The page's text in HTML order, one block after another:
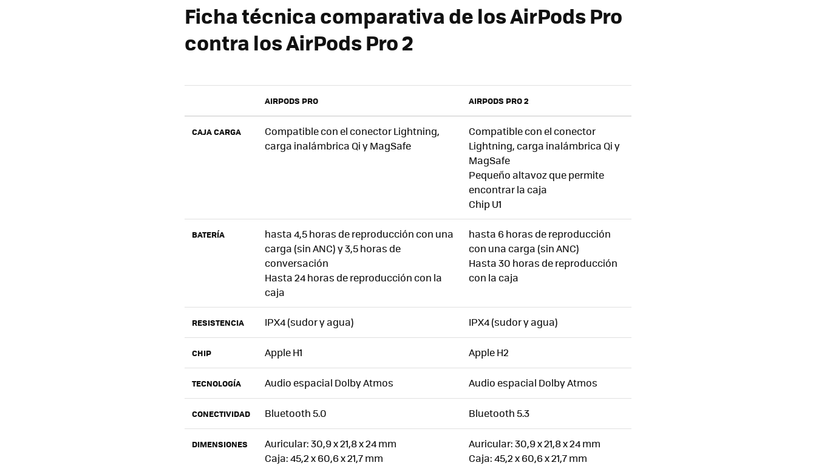
Ficha técnica comparativa de los AirPods Pro
contra los AirPods Pro 2
AIRPODS PRO AIRPODS PRO 2
CAJA CARGA
Compatible con el conector Lightning,
carga inalámbrica Qi y MagSafe
Compatible con el conector
Lightning, carga inalámbrica Qi y
MagSafe
Pequeño altavoz que permite
encontrar la caja
Chip U1
BATERÍA
hasta 4,5 horas de reproducción con una
carga (sin ANC) y 3,5 horas de
conversación
Hasta 24 horas de reproducción con la
caja
hasta 6 horas de reproducción
con una carga (sin ANC)
Hasta 30 horas de reproducción
con la caja
RESISTENCIA IPX4 (sudor y agua) IPX4 (sudor y agua)
CHIP Apple H1 Apple H2
TECNOLOGÍA Audio espacial Dolby Atmos Audio espacial Dolby Atmos
CONECTIVIDAD Bluetooth 5.0 Bluetooth 5.3
DIMENSIONES
Auricular: 30,9 x 21,8 x 24 mm
Caja: 45,2 x 60,6 x 21,7 mm
Auricular: 30,9 x 21,8 x 24 mm
Caja: 45,2 x 60,6 x 21,7 mm